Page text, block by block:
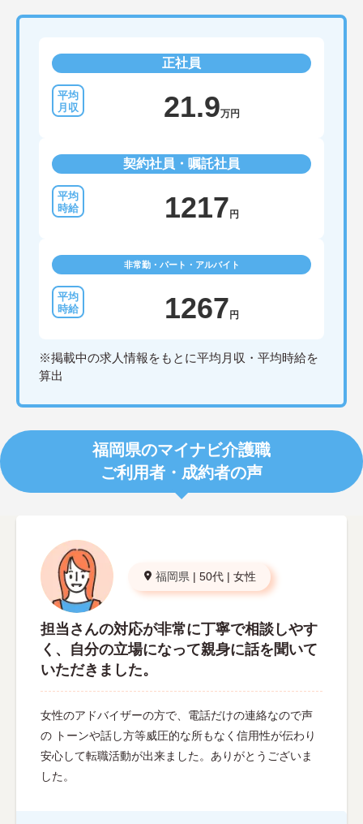
正社員
21.9万円
契約社員・嘱託社員
1217 円
非常勤・パート・アルバイト
1267 円
※掲載中の求人情報をもとに平均月収・平均時給を
算出
福岡県のマイナビ介護職
ご利用者・成約者の声
福岡県 | 50代 | 女性
担当さんの対応が非常に丁寧で相談しやす
く、自分の立場になって親身に話を聞いて
いただきました。
女性のアドバイザーの方で、電話だけの連絡なので声
の トーンや話し方等威圧的な所もなく信用性が伝わり
安心して転職活動が出来ました。ありがとうございま
した。